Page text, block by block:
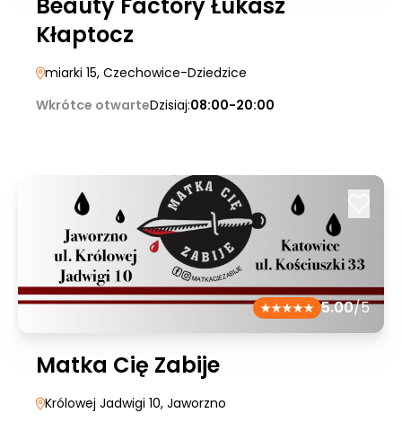
Kłaptocz
miarki 15, Czechowice-Dziedzice
Wkrótce otwarteDzisiaj:08:00-20:00
5.00/5
Matka Cię Zabije
Królowej Jadwigi 10, Jaworzno